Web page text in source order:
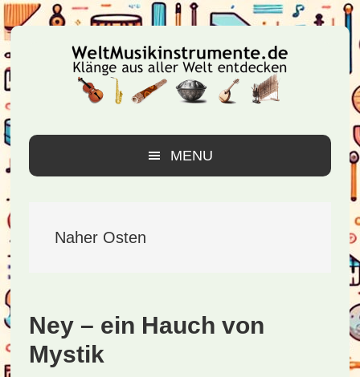
Zur
Hauptnavigation
springen
Zum
Inhalt
springen
Zur
Seitenspalte
springen
MENU
Naher Osten
Ney – ein Hauch von
Mystik